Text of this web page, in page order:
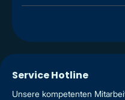
Service Hotline
Unsere kompetenten